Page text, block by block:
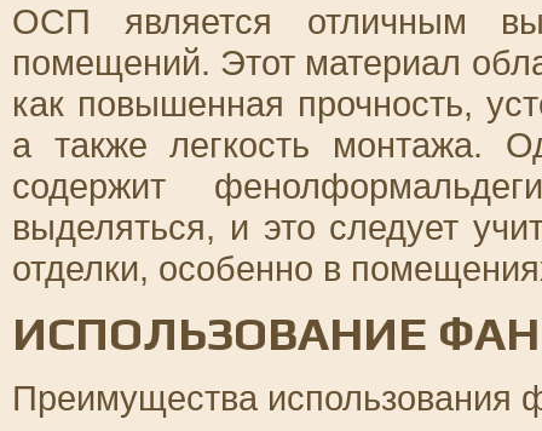
ОСП является отличным
помещений. Этот материал
как повышенная прочность,
а также легкость монтажа.
содержит
выделяться, и это следует
отделки, особенно в
ИСПОЛЬЗОВАНИЕ
Преимущества использования